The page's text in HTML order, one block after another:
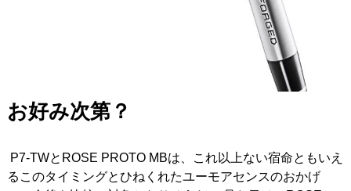
お好み次第？
P7-TWとROSE PROTO MBは、これ以上ない宿命ともいえ
るこのタイミングとひねくれたユーモアセンスのおかげ